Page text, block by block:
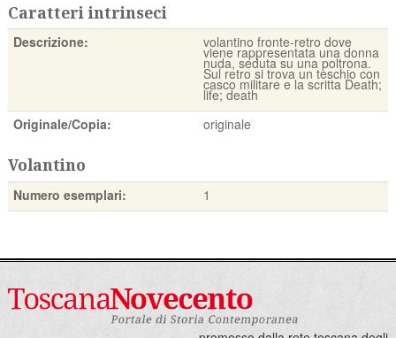
Caratteri intrinseci
Descrizione: volantino fronte-retro dove
viene rappresentata una donna
nuda, seduta su una poltrona.
Sul retro si trova un teschio con
casco militare e la scritta Death;
life; death
Originale/Copia:
originale
Volantino
Numero esemplari: 1